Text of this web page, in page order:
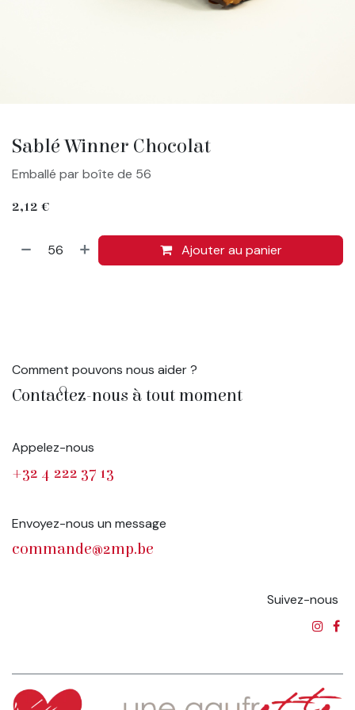
Sablé Winner Chocolat
Emballé par boîte de 56
2,12 €
Ajouter au panier
Comment pouvons nous aider ?
Contactez-nous à tout moment
Appelez-nous
+32 4 222 37 13
Envoyez-nous un message
commande@2mp.be
Suivez-nous